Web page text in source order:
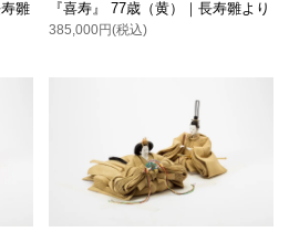
雛
『喜寿』 77歳（黄）｜長寿雛より
385,000円(税込)